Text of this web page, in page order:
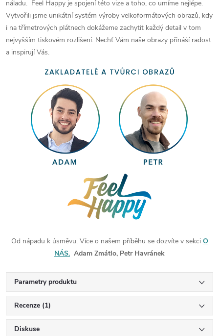
náladu. Feel Happy je spojení této vize a toho, co umíme nejlépe.
Vytvořili jsme unikátní systém výroby velkoformátových obrazů, kdy
i na třímetrových plátnech dokážeme zachytit každý detail v tom
nejvyšším tiskovém rozlišení. Nechť Vám naše obrazy přináší radost
a inspirují Vás.
Od nápadu k úsměvu. Více o našem příběhu se dozvíte v sekci O
NÁS. Adam Zmátlo, Petr Havránek
Parametry produktu
Recenze (1)
Diskuse